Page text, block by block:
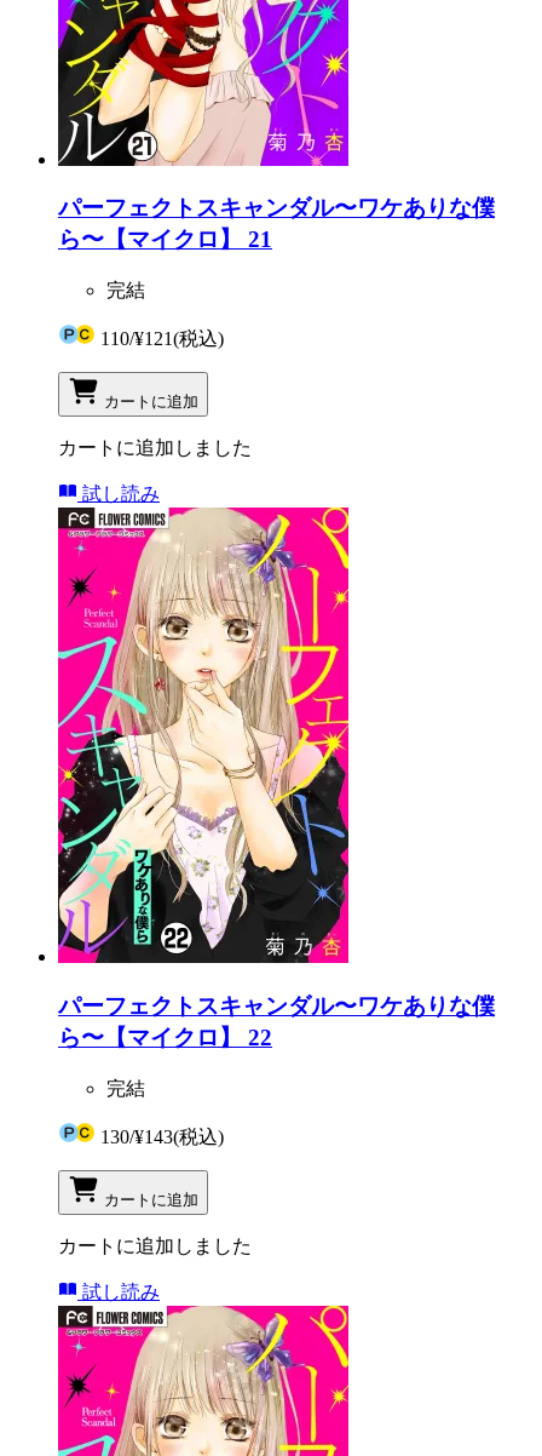
パーフェクトスキャンダル〜ワケありな僕
ら〜【マイクロ】 21
完結
110/¥121(税込)
カートに追加
カートに追加しました
試し読み
パーフェクトスキャンダル〜ワケありな僕
ら〜【マイクロ】 22
完結
130/¥143(税込)
カートに追加
カートに追加しました
試し読み